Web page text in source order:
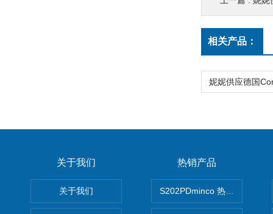
相关产品：
关于我们
关于我们
热销产品
S202PDminco 热电阻